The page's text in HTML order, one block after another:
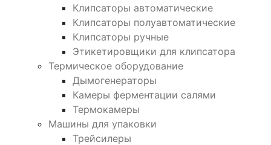
Клипсаторы автоматические
Клипсаторы полуавтоматические
Клипсаторы ручные
Этикетировщики для клипсатора
Термическое оборудование
Дымогенераторы
Камеры ферментации салями
Термокамеры
Машины для упаковки
Трейсилеры